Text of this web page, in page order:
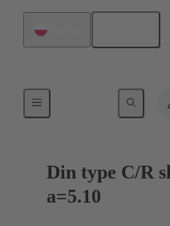
Połączenie między
Din type C/R
a=5.10